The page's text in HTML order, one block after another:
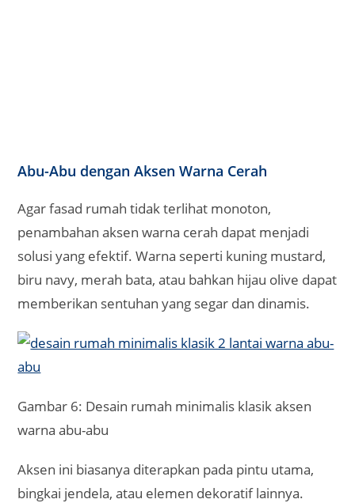
Abu-Abu dengan Aksen Warna Cerah
Agar fasad rumah tidak terlihat monoton,
penambahan aksen warna cerah dapat menjadi
solusi yang efektif. Warna seperti kuning mustard,
biru navy, merah bata, atau bahkan hijau olive dapat
memberikan sentuhan yang segar dan dinamis.
Gambar 6: Desain rumah minimalis klasik aksen
warna abu-abu
Aksen ini biasanya diterapkan pada pintu utama,
bingkai jendela, atau elemen dekoratif lainnya.